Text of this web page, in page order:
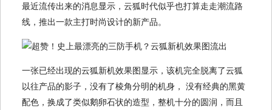
最近流传出来的消息显示，云狐时代似乎也打算走走潮流路
线，推出一款主打时尚设计的新产品。
一张已经出现的云狐新机效果图显示，该机完全脱离了云狐
以往产品的影子，没有了棱角分明的机身， 没有经典的黑黄
配色，换成了类似鹅卵石状的造型，整机十分的圆润，而且